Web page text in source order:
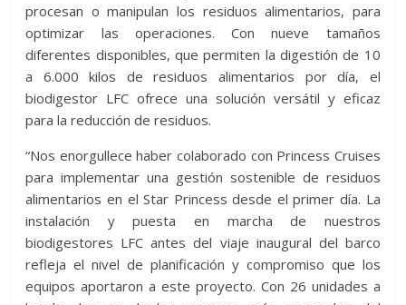
procesan o manipulan los residuos alimentarios, para
optimizar las operaciones. Con nueve tamaños
diferentes disponibles, que permiten la digestión de 10
a 6.000 kilos de residuos alimentarios por día, el
biodigestor LFC ofrece una solución versátil y eficaz
para la reducción de residuos.
“Nos enorgullece haber colaborado con Princess Cruises
para implementar una gestión sostenible de residuos
alimentarios en el Star Princess desde el primer día. La
instalación y puesta en marcha de nuestros
biodigestores LFC antes del viaje inaugural del barco
refleja el nivel de planificación y compromiso que los
equipos aportaron a este proyecto. Con 26 unidades a